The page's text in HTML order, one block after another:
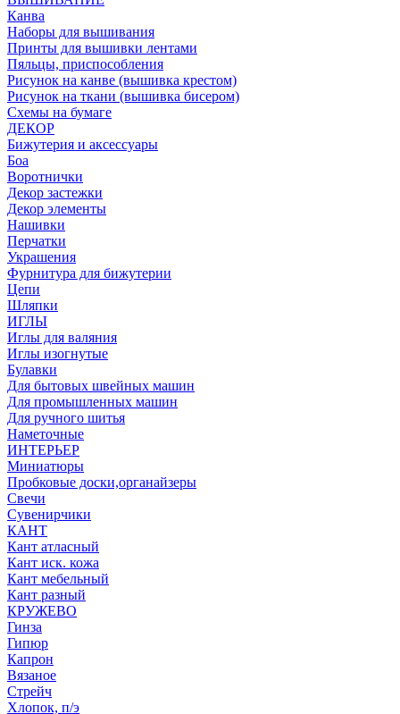
Канва
Наборы для вышивания
Принты для вышивки лентами
Пяльцы, приспособления
Рисунок на канве (вышивка крестом)
Рисунок на ткани (вышивка бисером)
Схемы на бумаге
ДЕКОР
Бижутерия и аксессуары
Боа
Воротнички
Декор застежки
Декор элементы
Нашивки
Перчатки
Украшения
Фурнитура для бижутерии
Цепи
Шляпки
ИГЛЫ
Иглы для валяния
Иглы изогнутые
Булавки
Для бытовых швейных машин
Для промышленных машин
Для ручного шитья
Наметочные
ИНТЕРЬЕР
Миниатюры
Пробковые доски,органайзеры
Свечи
Сувенирчики
КАНТ
Кант атласный
Кант иск. кожа
Кант мебельный
Кант разный
КРУЖЕВО
Гинза
Гипюр
Капрон
Вязаное
Стрейч
Хлопок, п/э